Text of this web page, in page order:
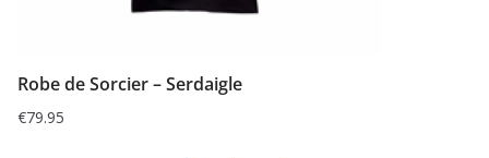
Robe de Sorcier – Serdaigle
€79.95